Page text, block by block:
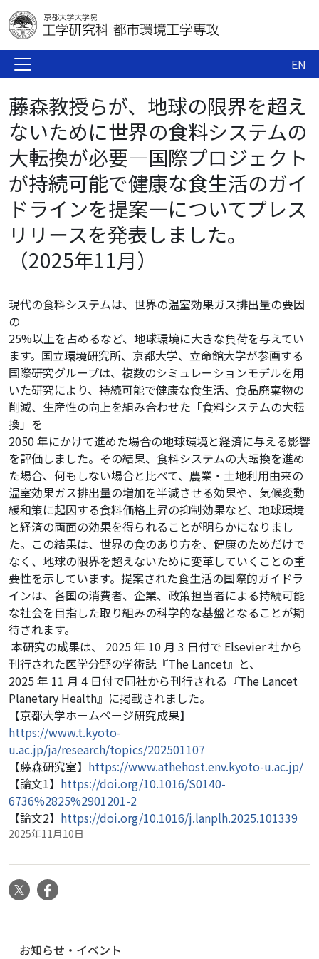
EN
藤森教授らが、地球の限界を超え
ないために世界の食料システムの
大転換が必要―国際プロジェクト
が持続可能で健康な食生活のガイ
ドラインを提案―についてプレス
リリースを発表しました。
（2025年11月）
現代の⾷料システムは、世界の温室効果ガス排出量の要因
の
25%以上を占めるなど、地球環境に⼤きな負荷を与えてい
ます。国⽴環境研究所、京都⼤学、⽴命館⼤学が参画する
国際研究グループは、複数のシミュレーションモデルを⽤
いた研究により、持続可能で健康な⾷⽣活、⾷品廃棄物の
削減、⽣産性の向上を組み合わせた「⾷料システムの⼤転
換」を
2050 年にかけて進めた場合の地球環境と経済に与える影響
を評価しました。その結果、⾷料システムの⼤転換を進め
た場合、何もしない場合と⽐べて、農業・⼟地利⽤由来の
温室効果ガス排出量の増加を半減させる効果や、気候変動
緩和策に起因する⾷料価格上昇の抑制効果など、地球環境
と経済の両⾯の効果を得られることが明らかになりまし
た。この結果は、世界の⾷のあり⽅を、健康のためだけで
なく、地球の限界を超えないために変⾰していくことの重
要性を⽰しています。提案された⾷⽣活の国際的ガイドラ
インは、各国の消費者、企業、政策担当者による持続可能
な社会を⽬指した取り組みの科学的な基盤となることが期
待されます。
本研究の成果は、 2025 年 10 ⽉ 3 ⽇付で Elsevier 社から
刊⾏された医学分野の学術誌『The Lancet』と、
2025 年 11 ⽉ 4 ⽇付で同社から刊⾏される『The Lancet
Planetary Health』に掲載されました。
【京都大学ホームページ研究成果】
https://www.t.kyoto-
u.ac.jp/ja/research/topics/202501107
【藤森研究室】 https://www.athehost.env.kyoto-u.ac.jp/
【論文1】 https://doi.org/10.1016/S0140-
6736%2825%2901201-2
【論文2】 https://doi.org/10.1016/j.lanplh.2025.101339
2025年11月10日
X
お知らせ・イベント